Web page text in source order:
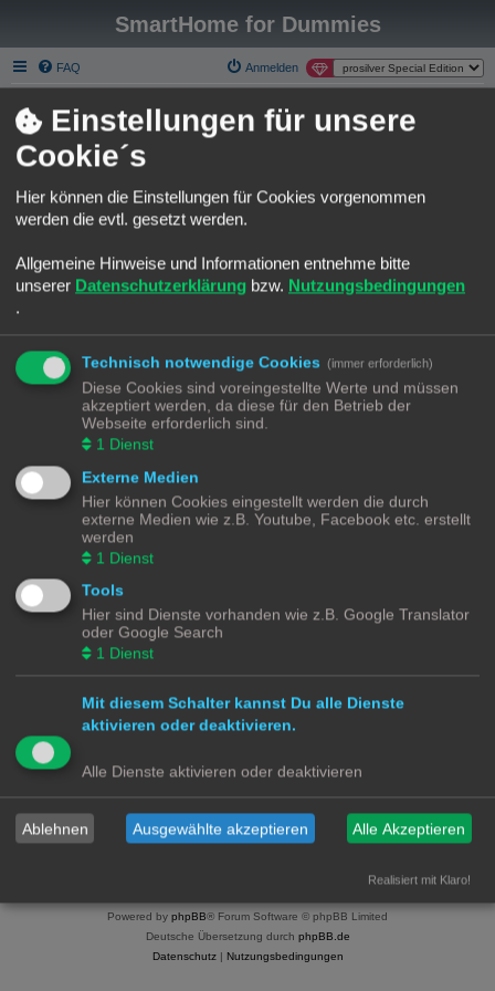
SmartHome for Dummies
FAQ Anmelden
Über Smart Homee for Dummies
Die phpBB Forum Software gehört nicht wirklich zu den modernsten
seiner Art.
kläglich gescheitert.
benutzen.
Bestehenden Usern bleibt es leider nicht erspart, sich auf der neuen
Platform neu anzumelden.
Das Forum hier, bleibt selbstverständlich Online. Ich würde versuchen
einiges händisch zu migrieren.
Da fallen mir die Rubriken "Template Sammlungen" oder "Best Practice
Automatisierungen" ein.
SmartHome for Dummies Discourse Platform.
Anmelden
Benutzername:
Ich habe mein Passwort vergessen
Angemeldet bleiben
Meinen Online-Status während dieser Sitzung verbergen
Kontakt
Powered by phpBB® Forum Software © phpBB Limited
Deutsche Übersetzung durch phpBB.de
Datenschutz| Nutzungsbedingungen
Einstellungen für unsere
Cookie´s
Hier können die Einstellungen für Cookies vorgenommen
werden die evtl. gesetzt werden.
Allgemeine Hinweise und Informationen entnehme bitte
unserer Datenschutzerklärung bzw. Nutzungsbedingungen
.
Technisch notwendige Cookies (immer erforderlich)
Diese Cookies sind voreingestellte Werte und müssen
akzeptiert werden, da diese für den Betrieb der
Webseite erforderlich sind.
1 Dienst
Externe Medien
Hier können Cookies eingestellt werden die durch
externe Medien wie z.B. Youtube, Facebook etc. erstellt
werden
1 Dienst
Tools
Hier sind Dienste vorhanden wie z.B. Google Translator
oder Google Search
1 Dienst
Mit diesem Schalter kannst Du alle Dienste
aktivieren oder deaktivieren.
Alle Dienste aktivieren oder deaktivieren
Ablehnen Ausgewählte akzeptieren Alle Akzeptieren
Realisiert mit Klaro!